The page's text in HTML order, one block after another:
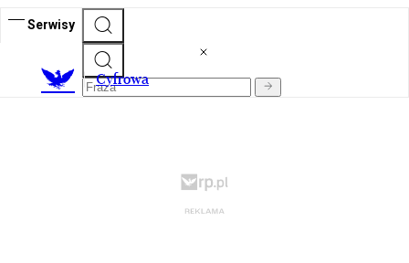
Serwisy
Cyfrowa